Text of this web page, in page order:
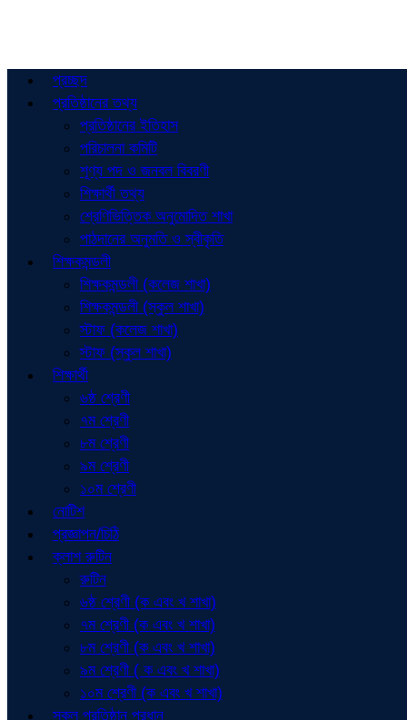
প্রচ্ছদ
প্রতিষ্ঠানের তথ্য
প্রতিষ্ঠানের ইতিহাস
পরিচালনা কমিটি
শূণ্য পদ ও জনবল বিবরণী
শিক্ষার্থী তথ্য
শ্রেণিভিত্তিক অনুমোদিত শাখা
পাঠদানের অনুমতি ও স্বীকৃতি
শিক্ষকমন্ডলী
শিক্ষকমন্ডলী (কলেজ শাখা)
শিক্ষকমন্ডলী (স্কুল শাখা)
স্টাফ (কলেজ শাখা)
স্টাফ (স্কুল শাখা)
শিক্ষার্থী
৬ষ্ঠ শ্রেণী
৭ম শ্রেণী
৮ম শ্রেণী
৯ম শ্রেণী
১০ম শ্রেণী
নোটিশ
প্রজ্ঞাপন/চিঠি
ক্লাশ রুটিন
রুটিন
৬ষ্ঠ শ্রেণী (ক এবং খ শাখা)
৭ম শ্রেণী (ক এবং খ শাখা)
৮ম শ্রেণী (ক এবং খ শাখা)
৯ম শ্রেণী ( ক এবং খ শাখা)
১০ম শ্রেণী (ক এবং খ শাখা)
সকল প্রতিষ্ঠান প্রধান